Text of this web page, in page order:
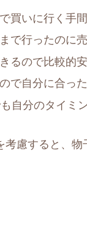
買いに行く手
で行ったのに
るので比較的
で自分に合っ
自分のタイミ
考慮すると、